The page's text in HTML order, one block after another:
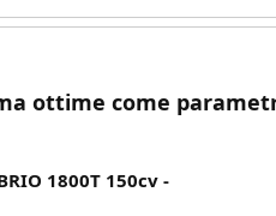
ottime come
1800T 150cv -